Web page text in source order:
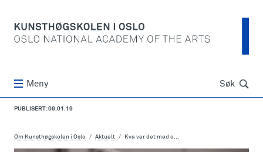
Meny Søk Søk
PUBLISERT: 09.01.19
Om Kunsthøgskolen i Oslo Aktuelt Kva var det med o...